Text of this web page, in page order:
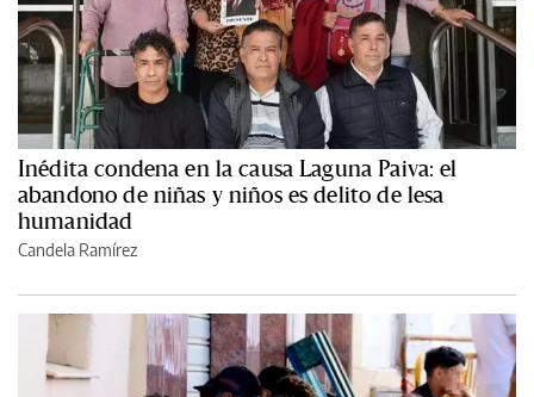
Inédita condena en la causa Laguna Paiva: el
abandono de niñas y niños es delito de lesa
humanidad
Candela Ramírez